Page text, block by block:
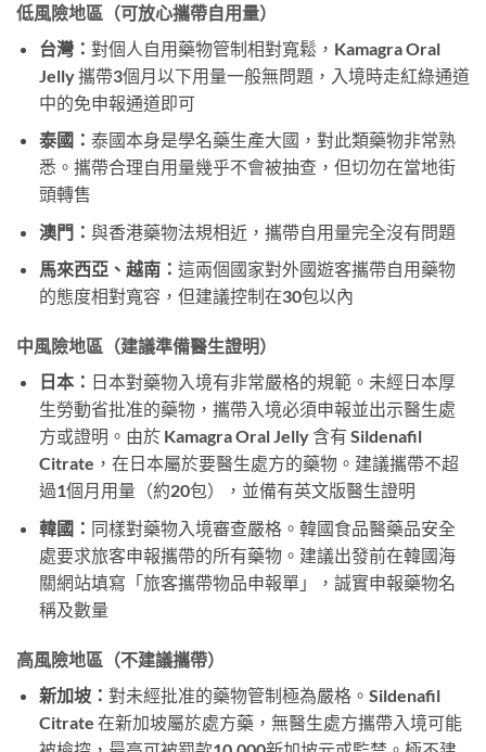
低風險地區（可放心攜帶自用量）
台灣： 對個人自用藥物管制相對寬鬆，Kamagra Oral
Jelly 攜帶3個月以下用量一般無問題，入境時走紅綠通道
中的免申報通道即可
泰國： 泰國本身是學名藥生產大國，對此類藥物非常熟
悉。攜帶合理自用量幾乎不會被抽查，但切勿在當地街
頭轉售
澳門： 與香港藥物法規相近，攜帶自用量完全沒有問題
馬來西亞、越南： 這兩個國家對外國遊客攜帶自用藥物
的態度相對寬容，但建議控制在30包以內
中風險地區（建議準備醫生證明）
日本： 日本對藥物入境有非常嚴格的規範。未經日本厚
生勞動省批准的藥物，攜帶入境必須申報並出示醫生處
方或證明。由於 Kamagra Oral Jelly 含有 Sildenafil
Citrate，在日本屬於要醫生處方的藥物。建議攜帶不超
過1個月用量（約20包），並備有英文版醫生證明
韓國： 同樣對藥物入境審查嚴格。韓國食品醫藥品安全
處要求旅客申報攜帶的所有藥物。建議出發前在韓國海
關網站填寫「旅客攜帶物品申報單」，誠實申報藥物名
稱及數量
高風險地區（不建議攜帶）
新加坡： 對未經批准的藥物管制極為嚴格。Sildenafil
Citrate 在新加坡屬於處方藥，無醫生處方攜帶入境可能